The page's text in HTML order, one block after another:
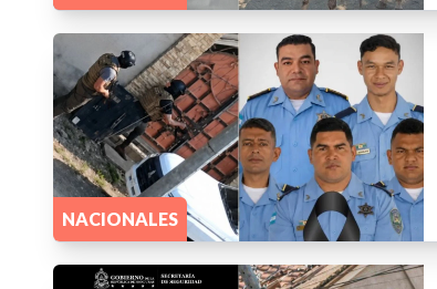
NACIONALES